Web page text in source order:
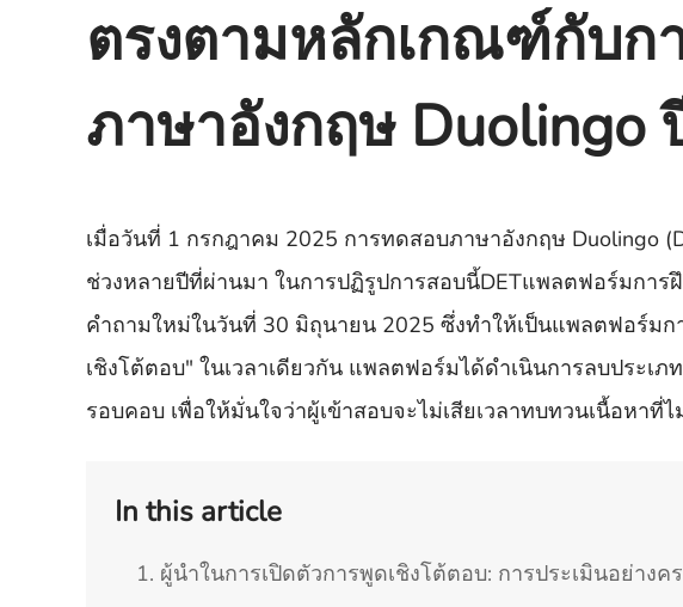
ตรงตามหลักเกณฑ์กับก
ภาษาอังกฤษ Duolingo
เมื่อวันที่ 1 กรกฎาคม 2025 การทดสอบภาษาอังกฤษ Duolingo
ช่วงหลายปีที่ผ่านมา ในการปฏิรูปการสอบนี้DETแพลตฟอร์มการ
คำถามใหม่ในวันที่ 30 มิถุนายน 2025 ซึ่งทำให้เป็นแพลตฟอร์ม
เชิงโต้ตอบ" ในเวลาเดียวกัน แพลตฟอร์มได้ดำเนินการลบประเ
รอบคอบ เพื่อให้มั่นใจว่าผู้เข้าสอบจะไม่เสียเวลาทบทวนเนื้อหาที่ไ
In this article
1. ผู้นำในการเปิดตัวการพูดเชิงโต้ตอบ: การประเมินอย่า